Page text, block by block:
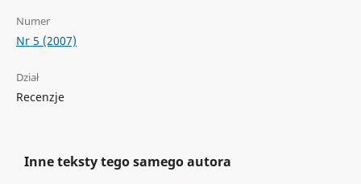
Numer
Nr 5 (2007)
Dział
Recenzje
Inne teksty tego samego autora